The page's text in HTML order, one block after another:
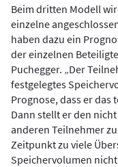
Beim dritten Modell
einzelne
haben dazu ein
der einzelnen
Puchegger. „Der
festgelegtes
Prognose, dass er
Dann stellt er den
anderen Teilnehmer
Zeitpunkt zu viele
Speichervolumen